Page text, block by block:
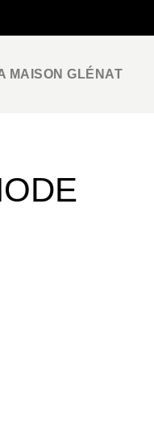
MAISON GLÉNAT